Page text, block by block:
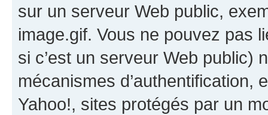
sur un serveur Web public,
image.gif. Vous ne pouvez pas
si c’est un serveur Web public)
mécanismes d’authentification,
Yahoo!, sites protégés par un